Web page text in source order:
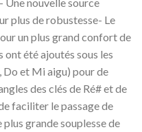
plus de robustesse- Le
un plus grand confort de
été ajoutés sous les
Do et Mi aigu) pour de
des clés de Ré# et de
faciliter le passage de
plus grande souplesse de